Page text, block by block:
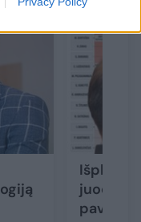
juodasis